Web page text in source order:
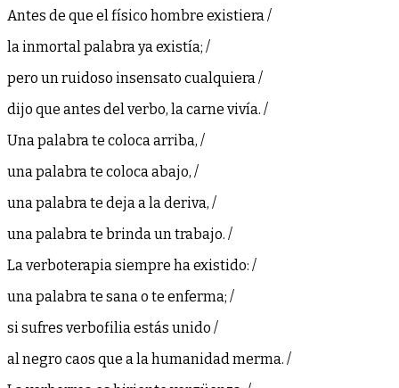
Antes de que el físico hombre existiera /
la inmortal palabra ya existía; /
pero un ruidoso insensato cualquiera /
dijo que antes del verbo, la carne vivía. /
Una palabra te coloca arriba, /
una palabra te coloca abajo, /
una palabra te deja a la deriva, /
una palabra te brinda un trabajo. /
La verboterapia siempre ha existido: /
una palabra te sana o te enferma; /
si sufres verbofilia estás unido /
al negro caos que a la humanidad merma. /